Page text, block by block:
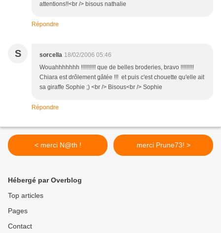
attentions!!<br /> bisous nathalie
Répondre
S sorcella 18/02/2006 05:46
Wouahhhhhhh !!!!!!!!!! que de belles broderies, bravo !!!!!!!!!
Chiara est drôlement gâtée !!! et puis c'est chouette qu'elle ait
sa giraffe Sophie ;) <br /> Bisous<br /> Sophie
Répondre
< merci N@th ! merci Prune73! >
Hébergé par Overblog
Top articles
Pages
Contact